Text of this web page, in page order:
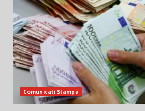
Comunicati Stampa